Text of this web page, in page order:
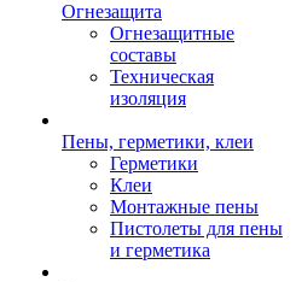
Огнезащита
Огнезащитные
составы
Техническая
изоляция
Пены, герметики, клеи
Герметики
Клеи
Монтажные пены
Пистолеты для пены
и герметика